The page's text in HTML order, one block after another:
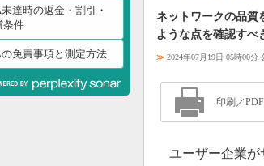
達時の返金・割引・
条件
免責事項と測定方法
ネットワークの品質
ような点を確認すべ
≫ 2024年07月19日 05時00分
印刷／PDF
ユーザー企業が